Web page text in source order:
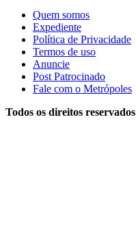
Quem somos
Expediente
Política de Privacidade
Termos de uso
Anuncie
Post Patrocinado
Fale com o Metrópoles
Todos os direitos reservados